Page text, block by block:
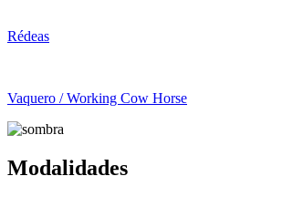
Rédeas
Vaquero / Working Cow Horse
Modalidades